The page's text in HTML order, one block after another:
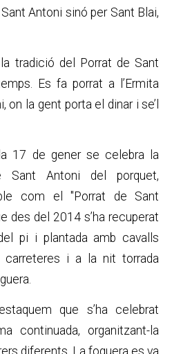
Antoni sinó per Sant Blai,
tradició del Porrat de Sant
Es fa porrat a l’Ermita
on la gent porta el dinar i se’l
17 de gener se celebra la
Sant Antoni del porquet,
com el "Porrat de Sant
des del 2014 s’ha recuperat
pi i plantada amb cavalls
carreteres i a la nit torrada
que s’ha celebrat
continuada, organitzant-la
diferents. La foguera es va